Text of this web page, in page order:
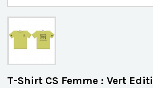
T-Shirt CS Femme : Vert